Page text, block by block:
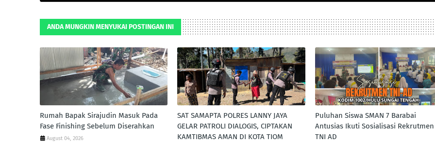
ANDA MUNGKIN MENYUKAI POSTINGAN INI
Rumah Bapak Sirajudin Masuk Pada
Fase Finishing Sebelum Diserahkan
August 04, 2026
SAT SAMAPTA POLRES LANNY JAYA
GELAR PATROLI DIALOGIS, CIPTAKAN
KAMTIBMAS AMAN DI KOTA TIOM
Puluhan Siswa SMAN 7 Barabai
Antusias Ikuti Sosialisasi Rekrutmen
TNI AD